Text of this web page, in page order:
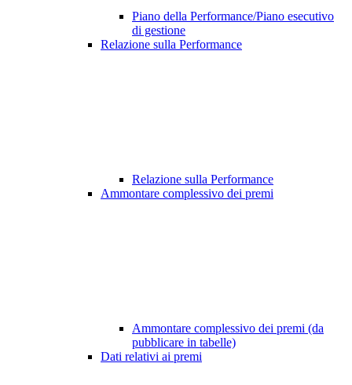
Piano della Performance/Piano esecutivo
di gestione
Relazione sulla Performance
Relazione sulla Performance
Ammontare complessivo dei premi
Ammontare complessivo dei premi (da
pubblicare in tabelle)
Dati relativi ai premi